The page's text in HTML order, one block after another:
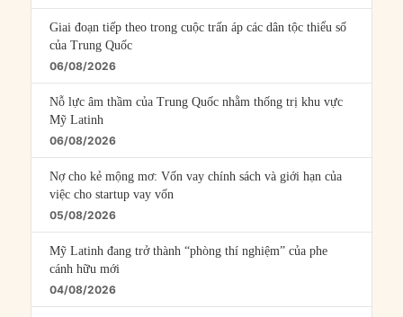
Giai đoạn tiếp theo trong cuộc trấn áp các dân tộc thiểu số
của Trung Quốc
06/08/2026
Nỗ lực âm thầm của Trung Quốc nhằm thống trị khu vực
Mỹ Latinh
06/08/2026
Nợ cho kẻ mộng mơ: Vốn vay chính sách và giới hạn của
việc cho startup vay vốn
05/08/2026
Mỹ Latinh đang trở thành “phòng thí nghiệm” của phe
cánh hữu mới
04/08/2026